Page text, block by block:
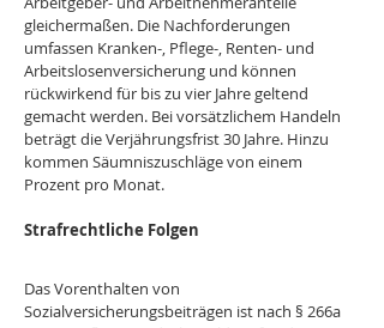
gleichermaßen. Die Nachforderungen
umfassen Kranken-, Pflege-, Renten- und
Arbeitslosenversicherung und können
rückwirkend für bis zu vier Jahre geltend
gemacht werden. Bei vorsätzlichem Handeln
beträgt die Verjährungsfrist 30 Jahre. Hinzu
kommen Säumniszuschläge von einem
Prozent pro Monat.
Strafrechtliche Folgen
Das Vorenthalten von
Sozialversicherungsbeiträgen ist nach § 266a